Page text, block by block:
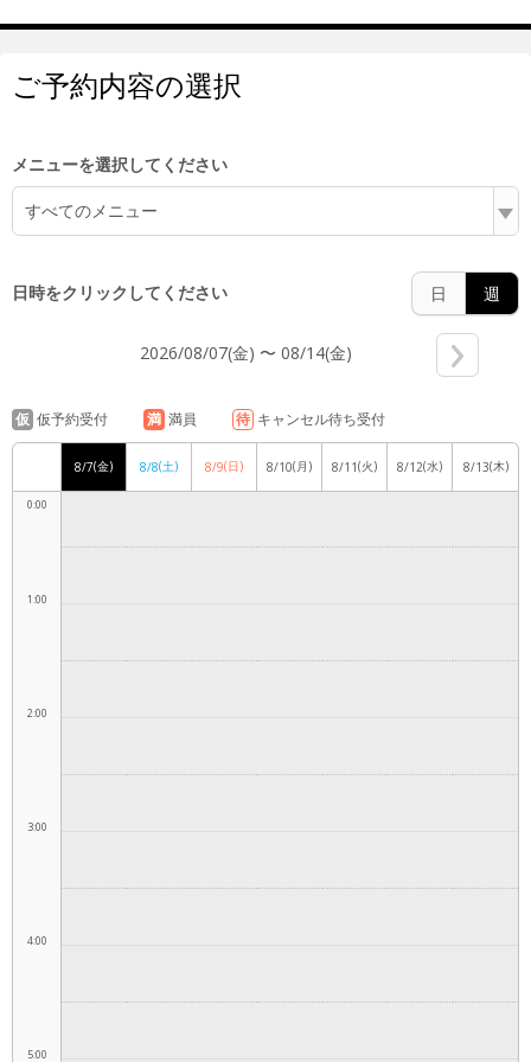
ご予約内容の選択
メニューを選択してください
すべてのメニュー
日時をクリックしてください 日 週
2026/08/07(金) 〜 08/14(金)
仮 仮予約受付 満 満員 待 キャンセル待ち受付
8/7(金) 8/8(土) 8/9(日) 8/10(月) 8/11(火) 8/12(水) 8/13(木)
0:00
1:00
2:00
3:00
4:00
5:00